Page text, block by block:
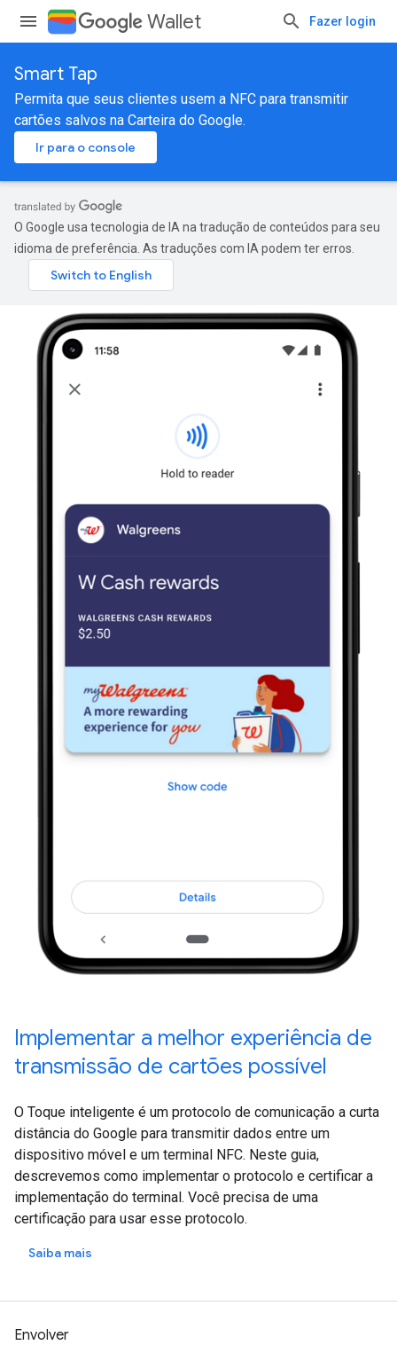
Wallet Fazer login
Smart Tap
Permita que seus clientes usem a NFC para transmitir
cartões salvos na Carteira do Google.
Ir para o console
O Google usa tecnologia de IA na tradução de conteúdos para seu
idioma de preferência. As traduções com IA podem ter erros.
Implementar a melhor experiência de
transmissão de cartões possível
O Toque inteligente é um protocolo de comunicação a curta
distância do Google para transmitir dados entre um
dispositivo móvel e um terminal NFC. Neste guia,
descrevemos como implementar o protocolo e certificar a
implementação do terminal. Você precisa de uma
certificação para usar esse protocolo.
Saiba mais
Envolver